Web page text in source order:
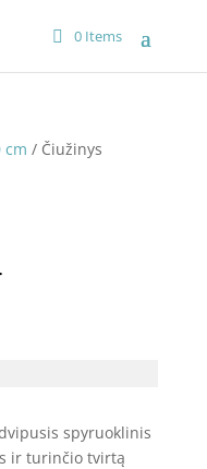
0 Items
cm / Čiužinys
spyruoklinis
ir turinčio tvirtą